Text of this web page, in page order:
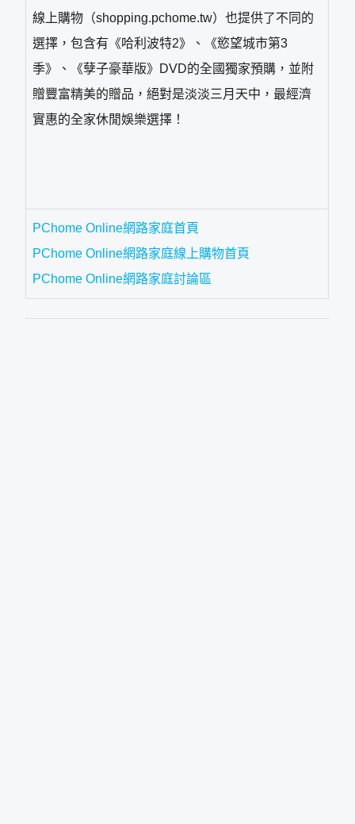
線上購物（shopping.pchome.tw）也提供了不同的
選擇，包含有《哈利波特2》、《慾望城市第3
季》、《孽子豪華版》DVD的全國獨家預購，並附
贈豐富精美的贈品，絕對是淡淡三月天中，最經濟
實惠的全家休閒娛樂選擇！
PChome Online網路家庭首頁
PChome Online網路家庭線上購物首頁
PChome Online網路家庭討論區